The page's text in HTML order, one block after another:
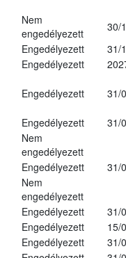
Nem
engedélyezett
30/
Engedélyezett
31/
Engedélyezett
Engedélyezett 31/
Engedélyezett
31/
Nem
engedélyezett
Engedélyezett
31/
Nem
engedélyezett
Engedélyezett
31/
Engedélyezett
15/
Engedélyezett
31/